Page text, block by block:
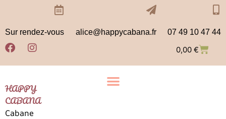
Sur rendez-vous alice@happycabana.fr 07 49 10 47 44
0,00 €
HAPPY
CABANA
Cabane